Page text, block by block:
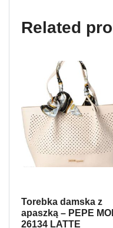
Related
Torebka damska z
apaszką – PEPE
26134 LATTE